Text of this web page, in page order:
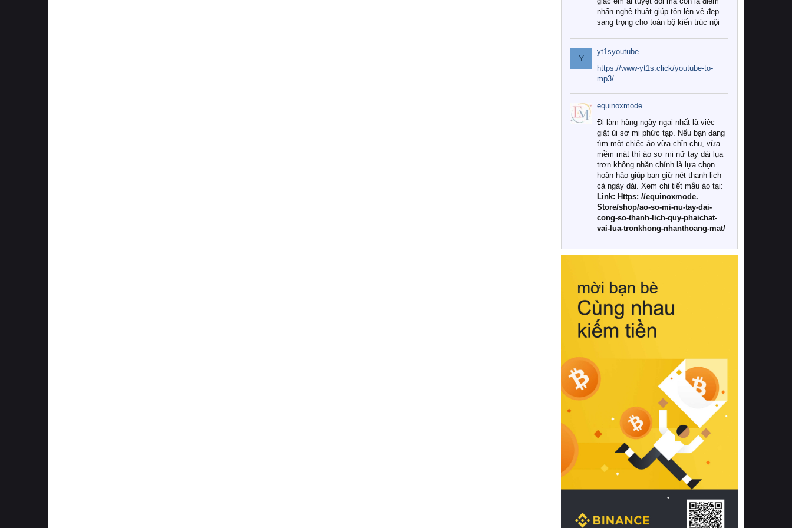
nhấn nghệ thuật giúp tôn lên vẻ đẹp
sang trọng cho toàn bộ kiến trúc nội
Tuy nhiên, giữa thị trường đa dạng
với vô vàn thương hiệu và mẫu mã
như hiện nay, làm thế nào để chọn
được những bộ chăn ga gối đệm cao
cấp thực sự chất lượng, phù hợp với
khí hậu và nhu cầu sử dụng của gia
đình? Hãy cùng chúng tôi đi tìm lời
giải đáp chi tiết qua bài viết dưới đây.
1. Tại sao các gia đình hiện đại lại ưa
chuộng chăn ga gối đệm cao cấp?
Khác với các dòng sản phẩm thông
thường, những bộ chăn ga gối đệm
cao cấp trải qua quy trình sản xuất
nghiêm ngặt từ khâu chọn lọc nguyên
liệu tự nhiên đến công nghệ dệt
nhuộm hiện đại không chứa hóa chất
này, bạn sẽ cảm nhận rõ rệt sự khác
hồi chuẩn xác của phần đệm nâng đỡ
cột sống.
Bên cạnh đó, việc lựa chọn các dòng
sản phẩm đạt chuẩn chất lượng quốc
tế còn giúp ngăn ngừa tình trạng kích
khuẩn và nấm mốc trong điều kiện
thời tiết nóng ẩm. Bạn có thể tìm hiểu
thêm các nghiên cứu khoa học về tác
động của giấc ngủ và môi trường
phòng ngủ đối với sức khỏe con
người tại Sleep Foundation (External
Link) để có cái nhìn toàn diện hơn.
2. Các tiêu chí vàng khi lựa chọn
chăn ga gối đệm cao cấp cho phòng
ngủ
Để sở hữu một bộ chăn ga gối đệm
cao cấp hoàn hảo cả về thẩm mỹ lẫn
công năng, người tiêu dùng cần cân
nhắc kỹ lưỡng các tiêu chí quan trọng
Y
yt1syoutube
https://www-yt1s.click/youtube-to-
mp3/
equinoxmode
Đi làm hàng ngày ngại nhất là việc
giặt ủi sơ mi phức tạp. Nếu bạn đang
tìm một chiếc áo vừa chỉn chu, vừa
mềm mát thì áo sơ mi nữ tay dài lụa
trơn không nhăn chính là lựa chọn
hoàn hảo giúp bạn giữ nét thanh lịch
cả ngày dài. Xem chi tiết mẫu áo tại:
Link: Https: //equinoxmode.
Store/shop/ao-so-mi-nu-tay-dai-
cong-so-thanh-lich-quy-phaichat-
vai-lua-tronkhong-nhanthoang-mat/